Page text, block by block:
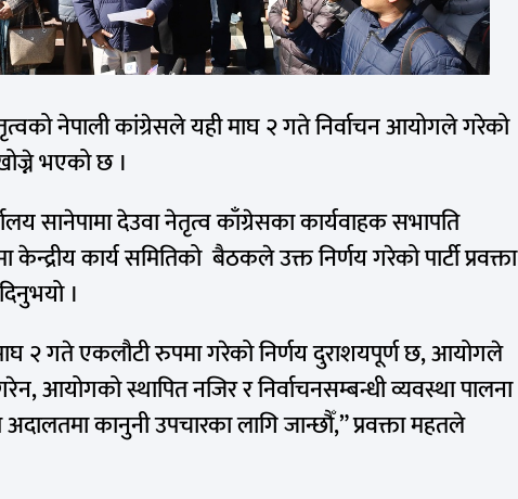
नेपाली कांग्रेसले यही माघ २ गते निर्वाचन आयोगले गरेको
भएको छ ।
सानेपामा देउवा नेतृत्व काँग्रेसका कार्यवाहक सभापति
कार्य समितिको बैठकले उक्त निर्णय गरेको पार्टी प्रवक्ता
।
२ गते एकलौटी रुपमा गरेको निर्णय दुराशयपूर्ण छ, आयोगले
आयोगको स्थापित नजिर र निर्वाचनसम्बन्धी व्यवस्था पालना
कानुनी उपचारका लागि जान्छौँ,” प्रवक्ता महतले